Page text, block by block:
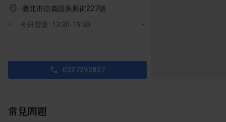
臺北市信義區吳興街227號
今日營業: 13:30-19:30
0227292827
常見問題